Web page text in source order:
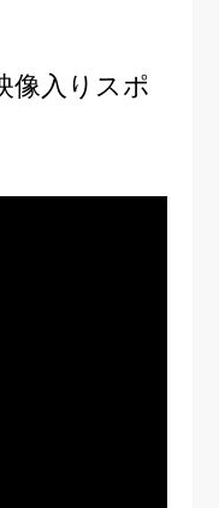
像入りスポ